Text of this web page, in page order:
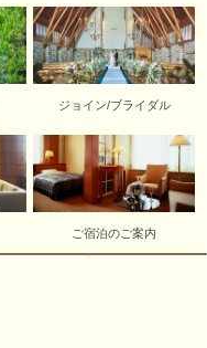
ジョイン/ブライダル
ご宿泊のご案内